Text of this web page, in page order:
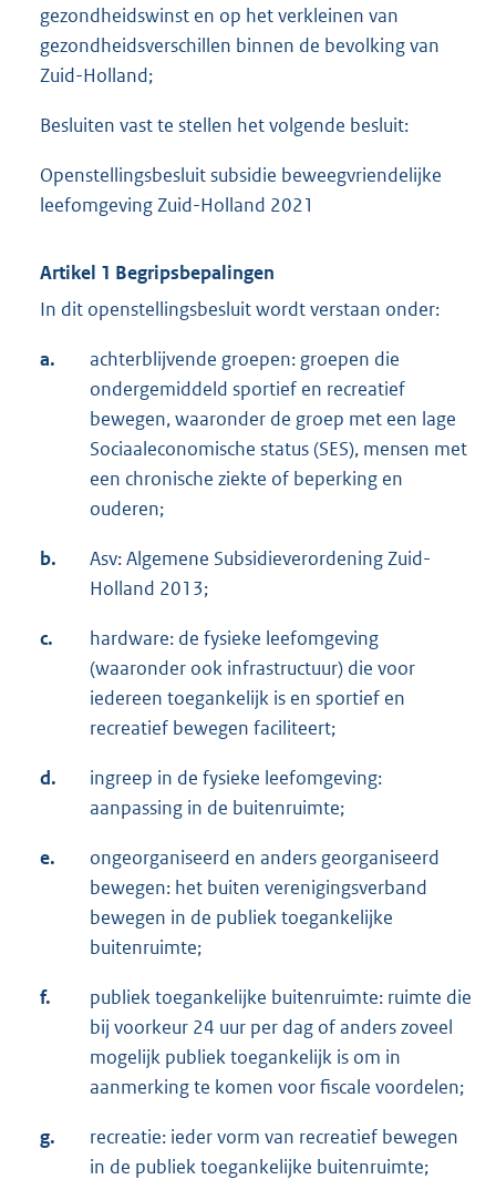
gezondheidswinst en op het verkleinen van
gezondheidsverschillen binnen de bevolking van
Zuid-Holland;
Besluiten vast te stellen het volgende besluit:
Openstellingsbesluit subsidie beweegvriendelijke
leefomgeving Zuid-Holland 2021
Artikel 1 Begripsbepalingen
In dit openstellingsbesluit wordt verstaan onder:
a.
achterblijvende groepen: groepen die
ondergemiddeld sportief en recreatief
bewegen, waaronder de groep met een lage
Sociaaleconomische status (SES), mensen met
een chronische ziekte of beperking en
ouderen;
b.
Asv: Algemene Subsidieverordening Zuid-
Holland 2013;
c.
hardware: de fysieke leefomgeving
(waaronder ook infrastructuur) die voor
iedereen toegankelijk is en sportief en
recreatief bewegen faciliteert;
d.
ingreep in de fysieke leefomgeving:
aanpassing in de buitenruimte;
e.
ongeorganiseerd en anders georganiseerd
bewegen: het buiten verenigingsverband
bewegen in de publiek toegankelijke
buitenruimte;
f.
publiek toegankelijke buitenruimte: ruimte die
bij voorkeur 24 uur per dag of anders zoveel
mogelijk publiek toegankelijk is om in
aanmerking te komen voor fiscale voordelen;
g.
recreatie: ieder vorm van recreatief bewegen
in de publiek toegankelijke buitenruimte;